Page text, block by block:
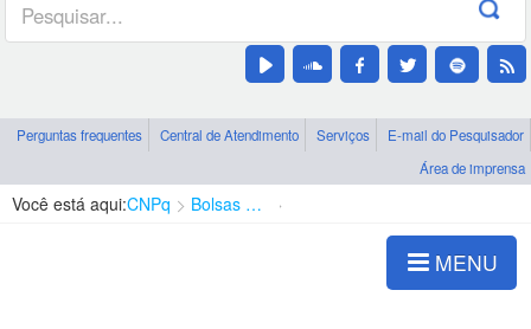
Perguntas frequentes Central de Atendimento Serviços
E-mail do Pesquisador
Área de imprensa
Você está aqui:CNPq Bolsas e Auxílios Vigentes
MENU